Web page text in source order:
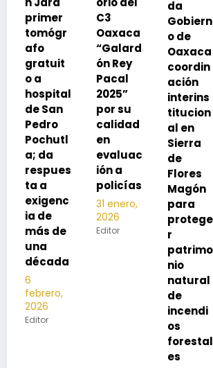
C3
Oaxaca
“Galard
ón Rey
Pacal
2025”
por su
calidad
en
evaluac
ión a
policías
31 enero,
2026
Editor
da
Gobiern
o de
Oaxaca
coordin
ación
interins
titucion
al en
Sierra
de
Flores
Magón
para
protege
r
Primave
ra
Oaxaqu
eña
aula a
primari
a de
San
Pedro
Amuzgo
s
8
diciembre,
2025
Editor